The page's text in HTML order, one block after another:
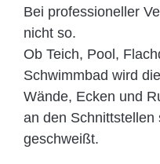
Bei professioneller
nicht so.
Ob Teich, Pool,
Schwimmbad wird
Wände, Ecken und
an den Schnittstellen
geschweißt.